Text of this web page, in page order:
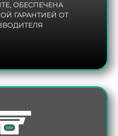
ОБЕСПЕЧЕНА
ГАРАНТИЕЙ ОТ